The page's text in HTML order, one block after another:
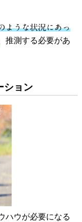
ような状況にあっ
推測する必要があ
ション
ハウが必要になる